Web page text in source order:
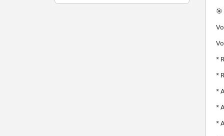
*
*
*
*
*